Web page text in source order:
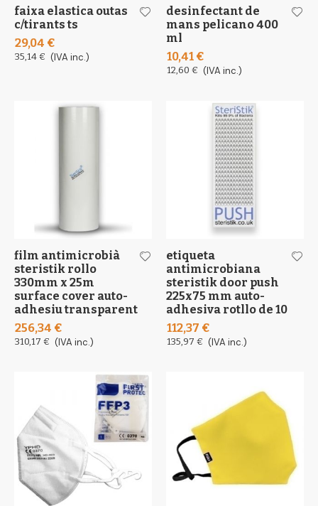
faixa elastica outas
c/tirants ts
29,04 €
35,14 € (IVA inc.)
desinfectant de
mans pelicano 400
ml
10,41 €
12,60 € (IVA inc.)
film antimicrobià
steristik rollo
330mm x 25m
surface cover auto-
adhesiu transparent
256,34 €
310,17 € (IVA inc.)
etiqueta
antimicrobiana
steristik door push
225x75 mm auto-
adhesiva rotllo de 10
112,37 €
135,97 € (IVA inc.)